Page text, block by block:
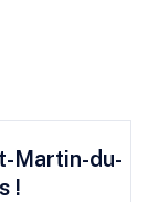
Martin-du-
!